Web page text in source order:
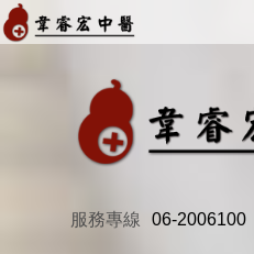
服務專線 06-2006100